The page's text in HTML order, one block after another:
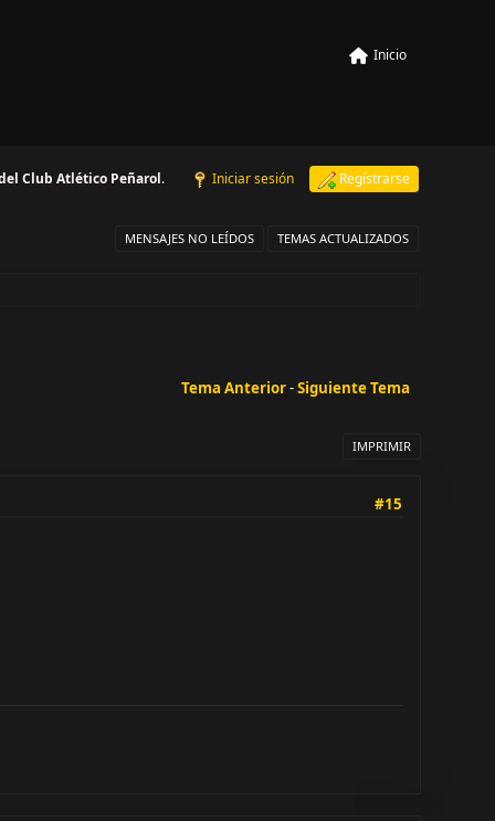
Inicio
Club Atlético Peñarol. Iniciar sesión Regístrarse
MENSAJES NO LEÍDOS TEMAS ACTUALIZADOS
Tema Anterior-Siguiente Tema
IMPRIMIR
#15